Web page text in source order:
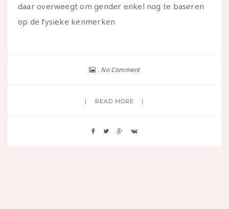
daar overweegt om gender enkel nog te baseren
op de fysieke kenmerken
No Comment
READ MORE